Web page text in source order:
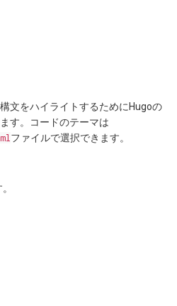
文をハイライトするためにHugoの
す。コードのテーマは
ファイルで選択できます。